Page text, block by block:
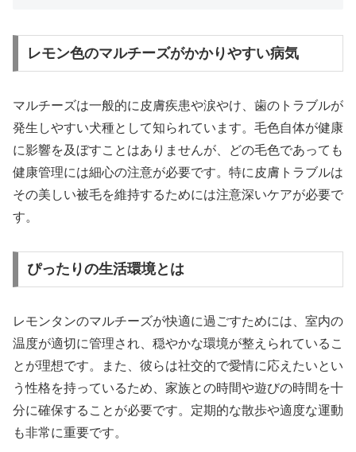
レモン色のマルチーズがかかりやすい病気
マルチーズは一般的に皮膚疾患や涙やけ、歯のトラブルが
発生しやすい犬種として知られています。毛色自体が健康
に影響を及ぼすことはありませんが、どの毛色であっても
健康管理には細心の注意が必要です。特に皮膚トラブルは
その美しい被毛を維持するためには注意深いケアが必要で
す。
ぴったりの生活環境とは
レモンタンのマルチーズが快適に過ごすためには、室内の
温度が適切に管理され、穏やかな環境が整えられているこ
とが理想です。また、彼らは社交的で愛情に応えたいとい
う性格を持っているため、家族との時間や遊びの時間を十
分に確保することが必要です。定期的な散歩や適度な運動
も非常に重要です。